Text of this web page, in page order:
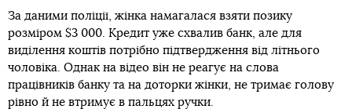
За даними поліції, жінка намагалася взяти позику
розміром $3 000. Кредит уже схвалив банк, але для
виділення коштів потрібно підтвердження від літнього
чоловіка. Однак на відео він не реагує на слова
працівників банку та на доторки жінки, не тримає голову
рівно й не втримує в пальцях ручки.